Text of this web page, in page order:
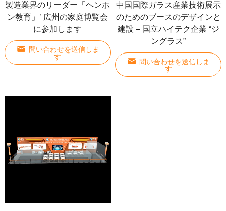
製造業界のリーダー「ヘンホ
ン教育」’ 広州の家庭博覧会
に参加します
問い合わせを送信しま
す
中国国際ガラス産業技術展示
のためのブースのデザインと
建設 – 国立ハイテク企業 “ジ
ングラス”
問い合わせを送信しま
す